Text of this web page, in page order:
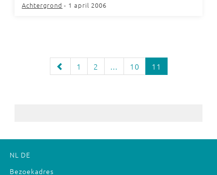
Achtergrond - 1 april 2006
1 2 ... 10 11
NL DE
Bezoekadres